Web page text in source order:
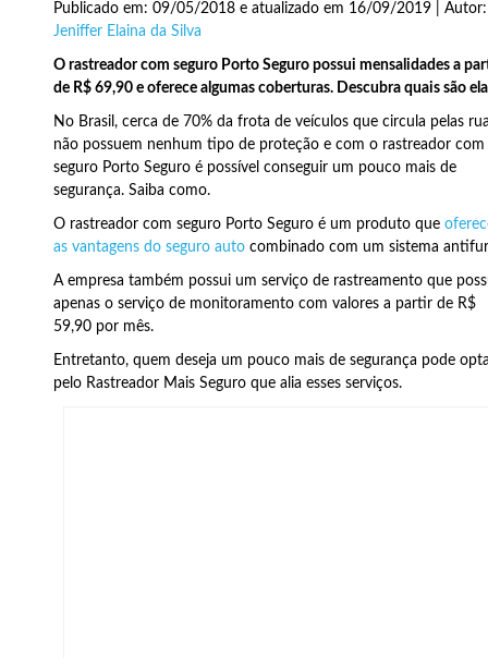
Publicado em: 09/05/2018 e atualizado em 16/09/2019 | Autor:
Jeniffer Elaina da Silva
O rastreador com seguro Porto Seguro possui mensalidades a
de R$ 69,90 e oferece algumas coberturas. Descubra quais são
No Brasil, cerca de 70% da frota de veículos que circula pelas
não possuem nenhum tipo de proteção e com o rastreador com
seguro Porto Seguro é possível conseguir um pouco mais de
segurança. Saiba como.
O rastreador com seguro Porto Seguro é um produto que
as vantagens do seguro auto combinado com um sistema
A empresa também possui um serviço de rastreamento que
apenas o serviço de monitoramento com valores a partir de R$
59,90 por mês.
Entretanto, quem deseja um pouco mais de segurança pode
pelo Rastreador Mais Seguro que alia esses serviços.